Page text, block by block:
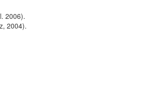
2006).
2004).